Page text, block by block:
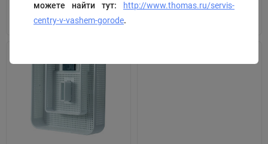
можете найти тут:
http://www.thomas.ru/servis-
centry-v-vashem-gorode.
В корзину